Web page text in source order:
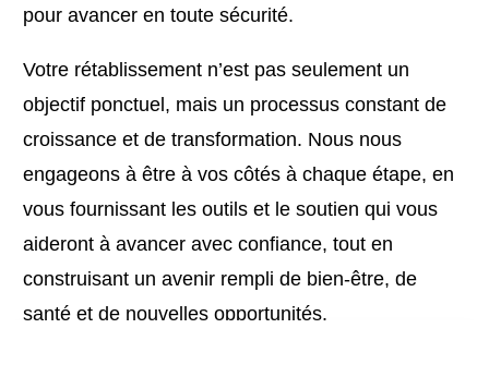
pour avancer en toute sécurité.
Votre rétablissement n’est pas seulement un
objectif ponctuel, mais un processus constant de
croissance et de transformation. Nous nous
engageons à être à vos côtés à chaque étape, en
vous fournissant les outils et le soutien qui vous
aideront à avancer avec confiance, tout en
construisant un avenir rempli de bien-être, de
santé et de nouvelles opportunités.